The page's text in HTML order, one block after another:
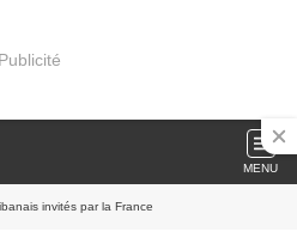
Publicité
MENU
invités par la France